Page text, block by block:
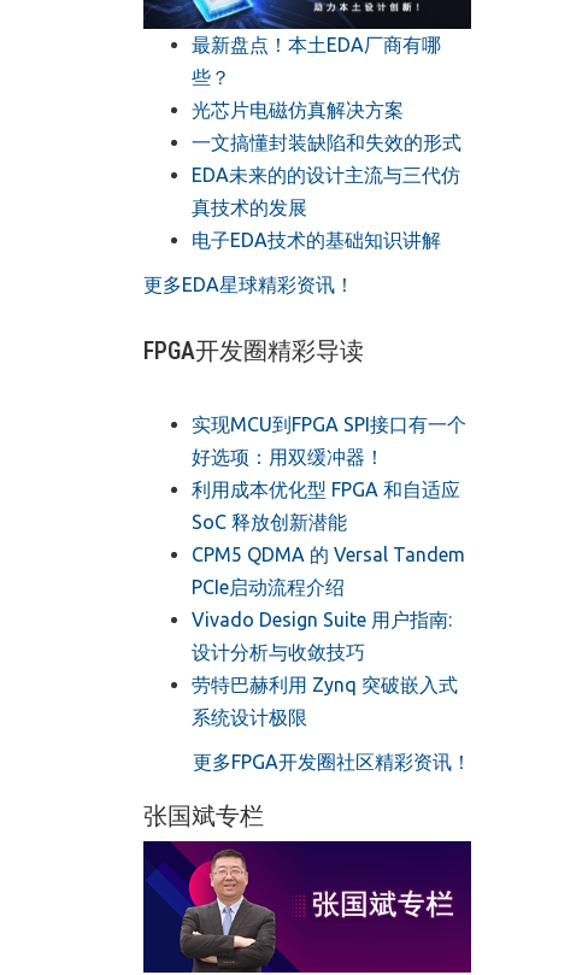
最新盘点！本土EDA厂商有哪
些？
光芯片电磁仿真解决方案
一文搞懂封装缺陷和失效的形式
EDA未来的的设计主流与三代仿
真技术的发展
电子EDA技术的基础知识讲解
更多EDA星球精彩资讯！
FPGA开发圈精彩导读
实现MCU到FPGA SPI接口有一个
好选项：用双缓冲器！
利用成本优化型 FPGA 和自适应
SoC 释放创新潜能
CPM5 QDMA 的 Versal Tandem
PCIe启动流程介绍
Vivado Design Suite 用户指南:
设计分析与收敛技巧
劳特巴赫利用 Zynq 突破嵌入式
系统设计极限
更多FPGA开发圈社区精彩资讯！
张国斌专栏